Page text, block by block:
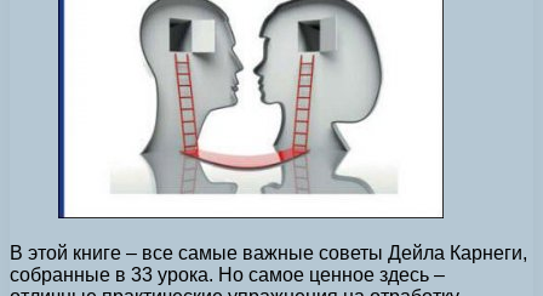
В этой книге – все самые важные советы Дейла Карнеги,
собранные в 33 урока. Но самое ценное здесь –